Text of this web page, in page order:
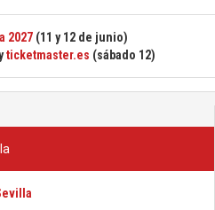
2027 (11 y 12 de junio)
ticketmaster.es (sábado 12)